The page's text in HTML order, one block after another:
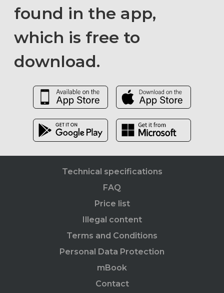
found in the app,
which is free to
download.
Technical specifications
FAQ
Price list
Illegal content
Terms and Conditions
Personal Data Protection
mBook
Contact